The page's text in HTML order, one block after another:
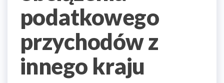
podatkowego
przychodów z
innego kraju